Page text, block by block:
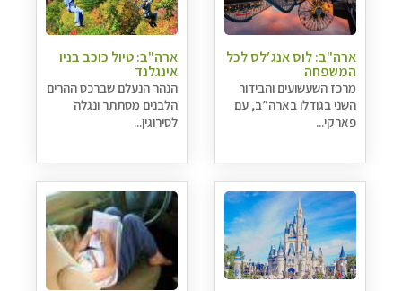
ארה"ב: לוס אנג′לס לכל
המשפחה
מרכז השעשועים והבידור
השני בגודלו בארה”ב, עם
פארקי...
ארה"ב: טיול כוכב בניו
אינגלנד
הנהר הנעלם שברכס ההרים
הלבנים מסתתר ונגלה
לסירוגין...